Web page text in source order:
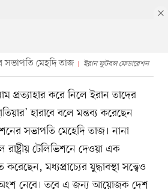
সভাপতি মেহদি তাজ ইরান ফুটবল ফেডারেশন
প্রত্যাহার করে নিলে ইরান তাদের
হারাবে বলে মন্তব্য করেছেন
সভাপতি মেহেদি তাজ। নানা
টেলিভিশনে দেওয়া এক
করেছেন, মধ্যপ্রাচ্যের যুদ্ধাবস্থা সত্ত্বেও
অংশ নেবে। তবে এ জন্য আয়োজক দেশ